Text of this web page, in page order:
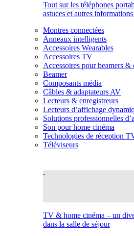
Tout sur les téléphones
astuces et autres
Montres connectées
Anneaux intelligents
Accessoires Wearables
Accessoires TV
Accessoires pour beamers &
Beamer
Composants média
Câbles & adaptateurs AV
Lecteurs & enregistreurs
Lecteurs d’affichage
Solutions professionnelles
Son pour home cinéma
Technologies de réception
Téléviseurs
TV & home cinéma – un
dans la salle de séjour